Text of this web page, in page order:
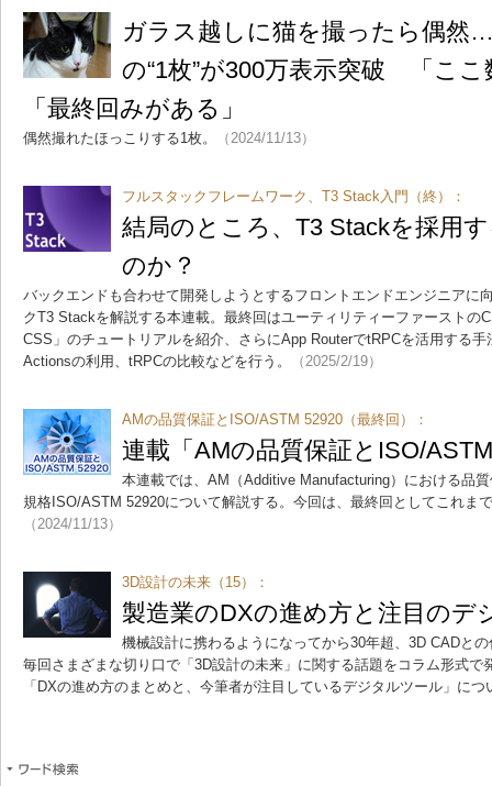
ガラス越しに猫を撮ったら偶然
の“1枚”が300万表示突破 「こ
「最終回みがある」
偶然撮れたほっこりする1枚。 （2024/11/13）
フルスタックフレームワーク、T3 Stack入門（終）：
結局のところ、T3 Stackを採用
のか？
バックエンドも合わせて開発しようとするフロントエンドエンジニアに
クT3 Stackを解説する本連載。最終回はユーティリティーファーストの
CSS」のチュートリアルを紹介、さらにApp RouterでtRPCを活用する
Actionsの利用、tRPCの比較などを行う。
（2025/2/19）
AMの品質保証とISO/ASTM 52920（最終回）：
連載「AMの品質保証とISO/
本連載では、AM（Additive Manufacturing）における品
規格ISO/ASTM 52920について解説する。今回は、最終回としてこれま
（2024/11/13）
3D設計の未来（15）：
製造業のDXの進め方と注目のデ
機械設計に携わるようになってから30年超、3D CADと
毎回さまざまな切り口で「3D設計の未来」に関する話題をコラム形式で
「DXの進め方のまとめと、今筆者が注目しているデジタルツール」につ